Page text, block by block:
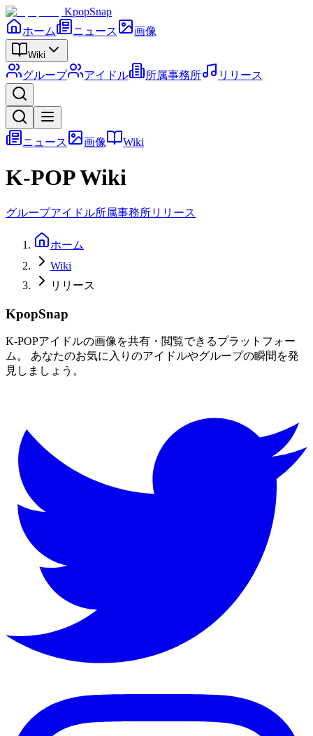
KpopSnap
ホーム
ニュース 画像
Wiki
グループ アイドル 所属事務所 リリース
ニュース 画像 Wiki
K-POP Wiki
グループアイドル所属事務所リリース
ホーム
Wiki
リリース
KpopSnap
K-POPアイドルの画像を共有・閲覧できるプラットフォー
ム。 あなたのお気に入りのアイドルやグループの瞬間を発
見しましょう。